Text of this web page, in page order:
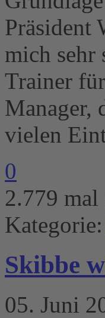
Präsident
mich sehr
Trainer
Manager,
vielen
0
2.779 mal
Kategorie:
Skibbe
05. Juni